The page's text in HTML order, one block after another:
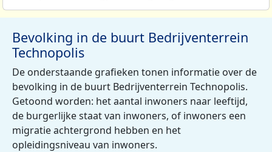
Bevolking in de buurt Bedrijventerrein
Technopolis
De onderstaande grafieken tonen informatie over de
bevolking in de buurt Bedrijventerrein Technopolis.
Getoond worden: het aantal inwoners naar leeftijd,
de burgerlijke staat van inwoners, of inwoners een
migratie achtergrond hebben en het
opleidingsniveau van inwoners.